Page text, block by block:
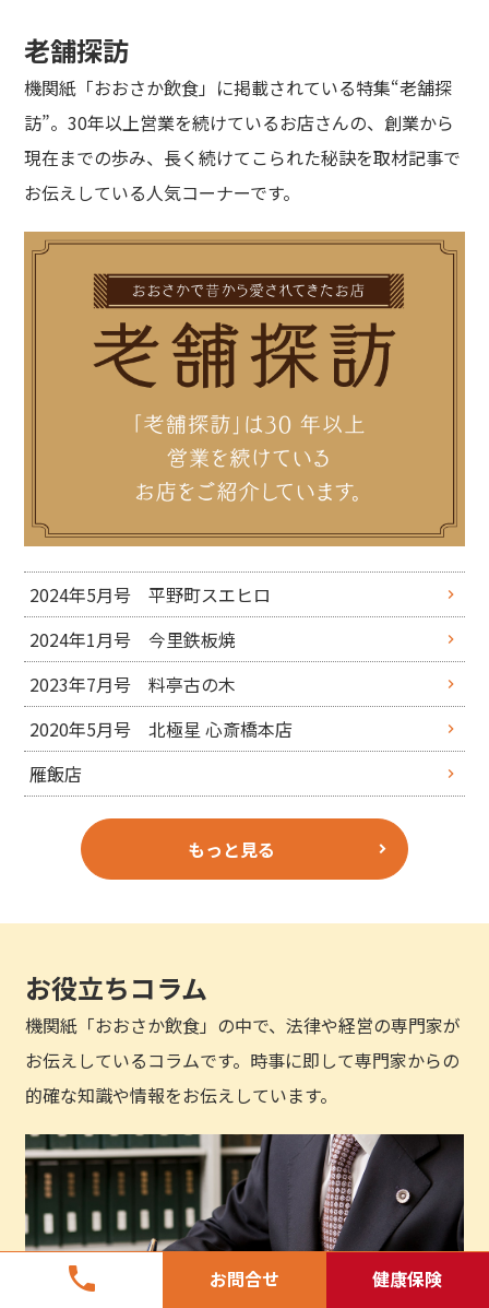
phone お問合せ 健康保険
老舗探訪
機関紙「おおさか飲食」に掲載されている特集“老舗探
訪”。30年以上営業を続けているお店さんの、創業から
現在までの歩み、長く続けてこられた秘訣を取材記事で
お伝えしている人気コーナーです。
2024年5月号 平野町スエヒロ
2024年1月号 今里鉄板焼
2023年7月号 料亭古の木
2020年5月号 北極星 心斎橋本店
雁飯店
もっと見る
お役立ちコラム
機関紙「おおさか飲食」の中で、法律や経営の専門家が
お伝えしているコラムです。時事に即して専門家からの
的確な知識や情報をお伝えしています。